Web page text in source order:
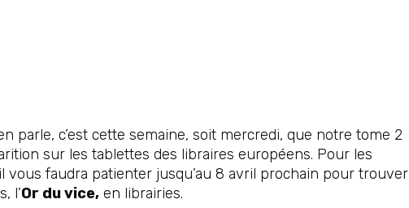
parle, c’est cette semaine, soit mercredi, que notre tome 2
sur les tablettes des libraires européens. Pour les
vous faudra patienter jusqu’au 8 avril prochain pour trouver
l’Or du vice, en librairies.